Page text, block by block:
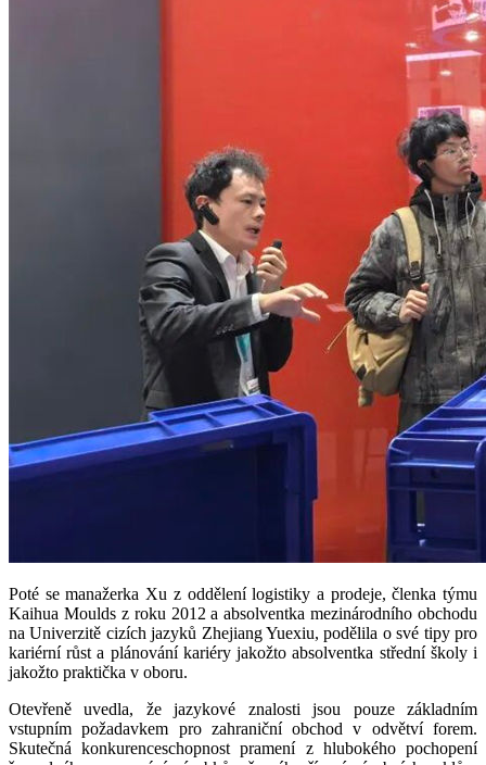
Poté se manažerka Xu z oddělení logistiky a prodeje, členka týmu
Kaihua Moulds z roku 2012 a absolventka mezinárodního obchodu
na Univerzitě cizích jazyků Zhejiang Yuexiu, podělila o své tipy pro
kariérní růst a plánování kariéry jakožto absolventka střední školy i
jakožto praktička v oboru.
Otevřeně uvedla, že jazykové znalosti jsou pouze základním
vstupním požadavkem pro zahraniční obchod v odvětví forem.
Skutečná konkurenceschopnost pramení z hlubokého pochopení